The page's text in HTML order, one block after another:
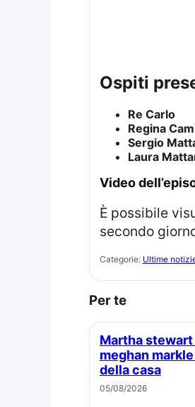
ospiti
Re Carlo
Regina
Sergio
Laura
video
È possibile visualizzare il video che documenta l’incidente riguardante la confusione protocollo della Regina durante il
secondo
Categorie: Ultime
Per te
Martha stewart stronca il tentativo di
meghan
della casa
05/08/2026